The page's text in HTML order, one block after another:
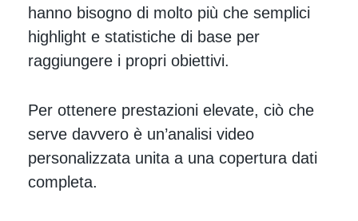
hanno bisogno di molto più che semplici
highlight e statistiche di base per
raggiungere i propri obiettivi.
Per ottenere prestazioni elevate, ciò che
serve davvero è un’analisi video
personalizzata unita a una copertura dati
completa.